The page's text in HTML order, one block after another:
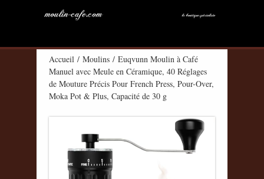
Accueil / Moulins / Euqvunn Moulin à Café
Manuel avec Meule en Céramique, 40 Réglages
de Mouture Précis Pour French Press, Pour-Over,
Moka Pot & Plus, Capacité de 30 g